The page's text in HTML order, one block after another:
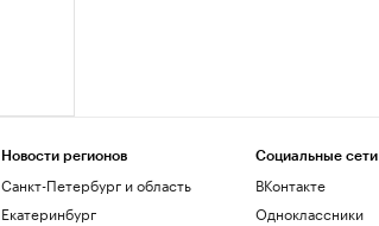
Новости регионов
Санкт-Петербург и область
Екатеринбург
Социальные сети
ВКонтакте
Одноклассники